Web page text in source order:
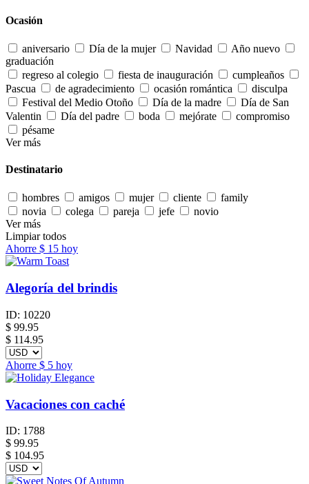
Ocasión
aniversario Día de la mujer Navidad
Año nuevo
graduación
regreso al colegio
fiesta de inauguración
cumpleaños
Pascua
de agradecimiento ocasión romántica
disculpa
Festival del Medio Otoño
Día de la madre
Día de San
Valentin
Día del padre boda mejórate
compromiso
pésame
Ver más
Destinatario
hombres amigos mujer cliente
family
novia
colega pareja jefe
novio
Ver más
Limpiar todos
Ahorre $ 15 hoy
Alegoría del brindis
ID: 10220
$ 99.95
$ 114.95
Ahorre $ 5 hoy
Vacaciones con caché
ID: 1788
$ 99.95
$ 104.95